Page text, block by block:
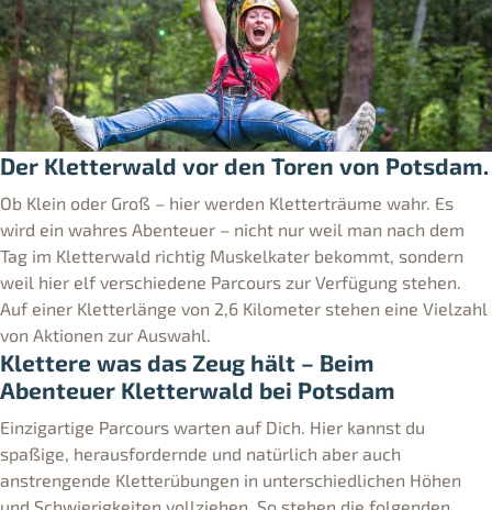
Der Kletterwald vor den Toren von Potsdam.
Ob Klein oder Groß – hier werden Kletterträume wahr. Es
wird ein wahres Abenteuer – nicht nur weil man nach dem
Tag im Kletterwald richtig Muskelkater bekommt, sondern
weil hier elf verschiedene Parcours zur Verfügung stehen.
Auf einer Kletterlänge von 2,6 Kilometer stehen eine Vielzahl
von Aktionen zur Auswahl.
Klettere was das Zeug hält – Beim
Abenteuer Kletterwald bei Potsdam
Einzigartige Parcours warten auf Dich. Hier kannst du
spaßige, herausfordernde und natürlich aber auch
anstrengende Kletterübungen in unterschiedlichen Höhen